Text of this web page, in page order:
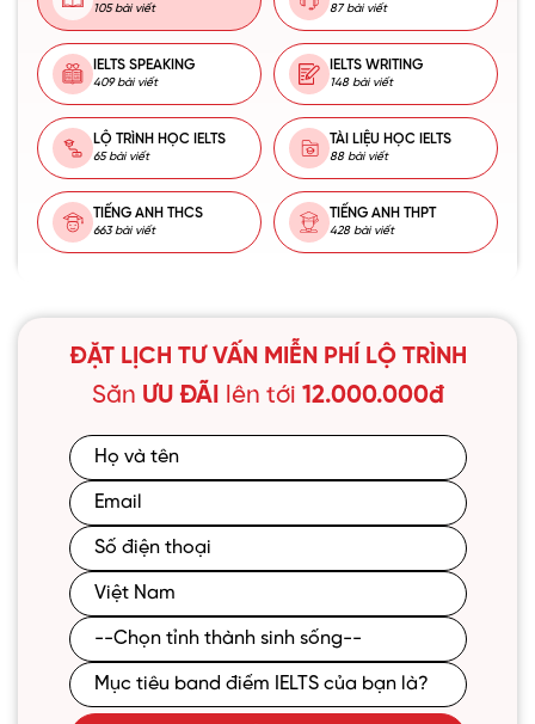
105 bài viết 87 bài viết
IELTS SPEAKING
409 bài viết
IELTS WRITING
148 bài viết
LỘ TRÌNH HỌC IELTS
65 bài viết
TÀI LIỆU HỌC IELTS
88 bài viết
TIẾNG ANH THCS
663 bài viết
TIẾNG ANH THPT
428 bài viết
ĐẶT LỊCH TƯ VẤN MIỄN PHÍ LỘ TRÌNH
Săn ƯU ĐÃI lên tới 12.000.000đ